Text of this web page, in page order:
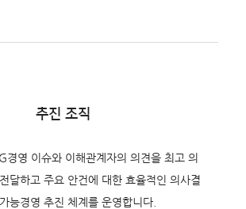
추진 조직
경영 이슈와 이해관계자의 의견을 최고 의
달하고 주요 안건에 대한 효율적인 의사결
능경영 추진 체계를 운영합니다.